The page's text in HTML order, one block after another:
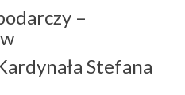
–
Stefana